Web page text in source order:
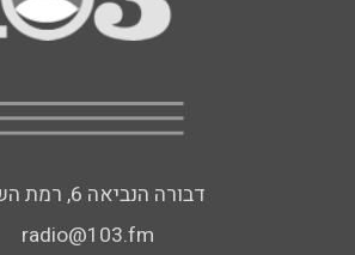
דבורה הנביאה 6, רמת השרון
radio@103.fm